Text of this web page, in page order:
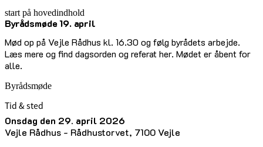
start på hovedindhold
Byrådsmøde 19. april
Mød op på Vejle Rådhus kl. 16.30 og følg byrådets arbejde.
Læs mere og find dagsorden og referat her. Mødet er åbent for
alle.
senest opdateret 22. december 2025
Byrådsmøde
Tid & sted
onsdag den 29. april 2026
Vejle Rådhus - Rådhustorvet, 7100 Vejle